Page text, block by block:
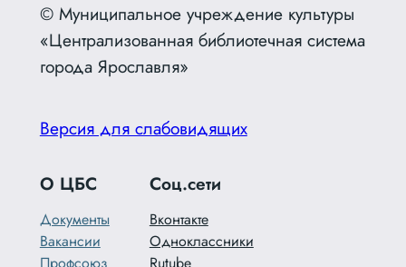
© Муниципальное учреждение культуры
«Централизованная библиотечная система
города Ярославля»
Версия для слабовидящих
О ЦБС
Документы
Вакансии
Профсоюз
Соц.сети
Вконтакте
Одноклассники
Rutube